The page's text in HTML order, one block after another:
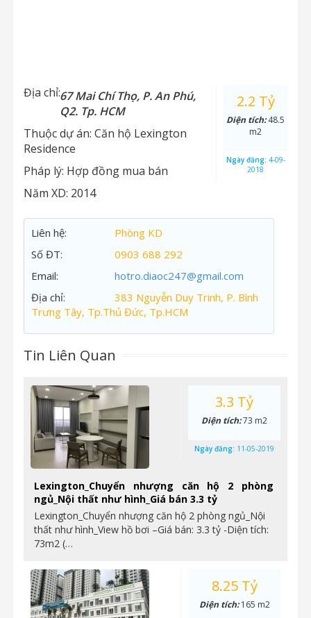
Địa chỉ:67 Mai Chí Thọ, P. An Phú,
Q2. Tp. HCM
Thuộc dự án: Căn hộ Lexington
Residence
Pháp lý: Hợp đồng mua bán
Năm XD: 2014
2.2 Tỷ
Diện tích:48.5
m2
Ngày đăng: 4-09-
2018
Liên hệ:
Phòng KD
Số ĐT:
0903 688 292
Email:
hotro.diaoc247@gmail.com
Địa chỉ:
383 Nguyễn Duy Trinh, P. Bình
Trưng Tây, Tp.Thủ Đức, Tp.HCM
Tin Liên Quan
Lexington_Chuyển nhượng căn hộ 2 phòng
ngủ_Nội thất như hình_Giá bán 3.3 tỷ
Lexington_Chuyển nhượng căn hộ 2 phòng ngủ_Nội
thất như hình_View hồ bơi –Giá bán: 3.3 tỷ -Diện tích:
73m2 (…
3.3 Tỷ
Diện tích:73 m2
Ngày đăng: 11-05-2019
8.25 Tỷ
Diện tích:165 m2